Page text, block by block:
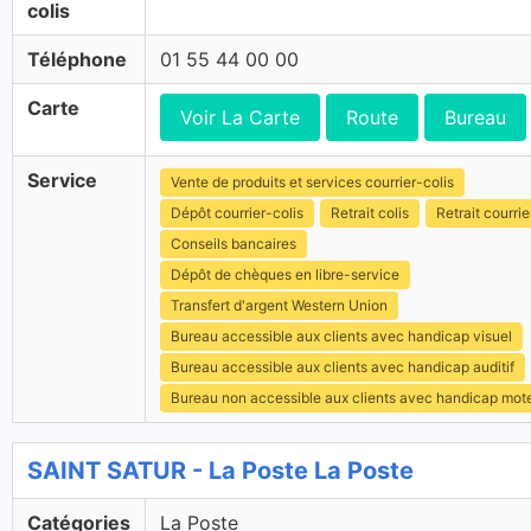
colis
Téléphone 01 55 44 00 00
Carte Voir La Carte Route Bureau
Service
Vente de produits et services courrier-colis
Dépôt courrier-colis
Retrait colis
Retrait
Conseils bancaires
Dépôt de chèques en libre-service
Transfert d'argent Western Union
Bureau accessible aux clients avec handicap visuel
Bureau accessible aux clients avec handicap auditif
Bureau non accessible aux clients avec handicap
SAINT SATUR - La Poste La Poste
Catégories La Poste